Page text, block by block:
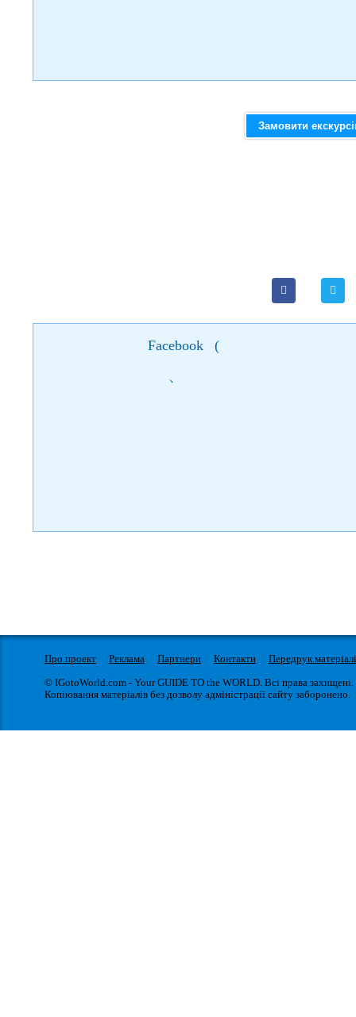
Замовити
Facebook (
)
Про проект Реклама Партнери Контакти
Передрук
© IGotoWorld.com - Your GUIDE TO the WORLD. Всі права захищені.
Копіювання матеріалів без дозволу адміністрації сайту заборонено.